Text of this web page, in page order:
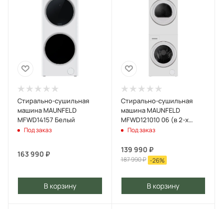
Стирально-сушильная
машина MAUNFELD
MFWD14157 Белый
Под заказ
163 990 ₽
В корзину
Стирально-сушильная
машина MAUNFELD
MFWD121010 06 (в 2-х
коробках) Белый
Под заказ
139 990₽
187 990₽ -26%
В корзину